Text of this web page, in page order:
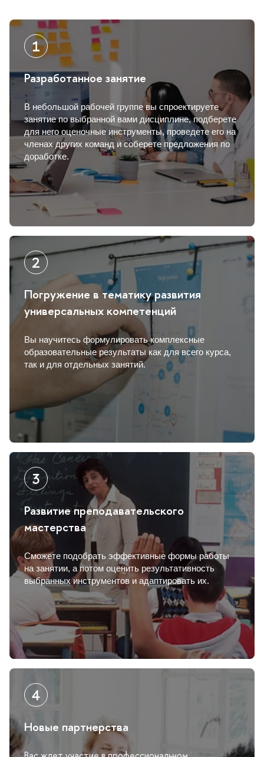
Разработанное занятие
небольшой рабочей группе вы спроектируете
занятие по выбранной вами дисциплине, подберете
для него оценочные инструменты, проведете его на
членах других команд и соберете предложения по
доработке.
Погружение в тематику развития
универсальных компетенций
ы научитесь формулировать комплексные
образовательные результаты как для всего курса,
так и для отдельных занятий.
Развитие преподавательского
мастерства
Сможете подобрать эффективные формы работы
на занятии, а потом оценить результативность
ыбранных инструментов и адаптировать их.
Новые партнерства